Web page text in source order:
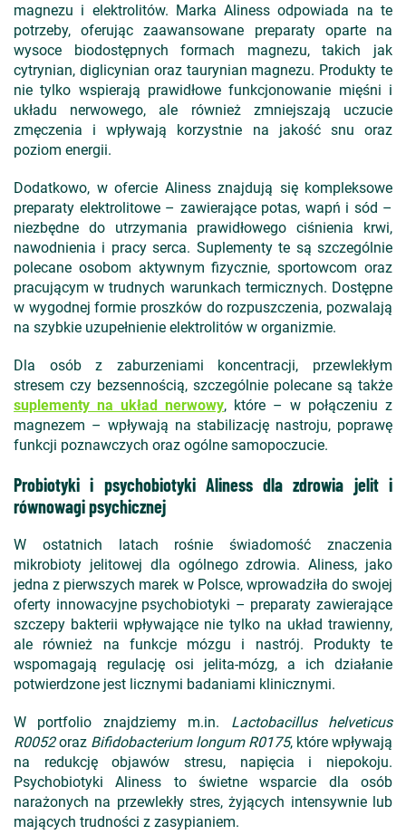
magnezu i elektrolitów. Marka Aliness odpowiada na te
potrzeby, oferując zaawansowane preparaty oparte na
wysoce biodostępnych formach magnezu, takich jak
cytrynian, diglicynian oraz taurynian magnezu. Produkty te
nie tylko wspierają prawidłowe funkcjonowanie mięśni i
układu nerwowego, ale również zmniejszają uczucie
zmęczenia i wpływają korzystnie na jakość snu oraz
poziom energii.
Dodatkowo, w ofercie Aliness znajdują się kompleksowe
preparaty elektrolitowe – zawierające potas, wapń i sód –
niezbędne do utrzymania prawidłowego ciśnienia krwi,
nawodnienia i pracy serca. Suplementy te są szczególnie
polecane osobom aktywnym fizycznie, sportowcom oraz
pracującym w trudnych warunkach termicznych. Dostępne
w wygodnej formie proszków do rozpuszczenia, pozwalają
na szybkie uzupełnienie elektrolitów w organizmie.
Dla osób z zaburzeniami koncentracji, przewlekłym
stresem czy bezsennością, szczególnie polecane są także
suplementy na układ nerwowy, które – w połączeniu z
magnezem – wpływają na stabilizację nastroju, poprawę
funkcji poznawczych oraz ogólne samopoczucie.
Probiotyki i psychobiotyki Aliness dla zdrowia jelit i
równowagi psychicznej
W ostatnich latach rośnie świadomość znaczenia
mikrobioty jelitowej dla ogólnego zdrowia. Aliness, jako
jedna z pierwszych marek w Polsce, wprowadziła do swojej
oferty innowacyjne psychobiotyki – preparaty zawierające
szczepy bakterii wpływające nie tylko na układ trawienny,
ale również na funkcje mózgu i nastrój. Produkty te
wspomagają regulację osi jelita-mózg, a ich działanie
potwierdzone jest licznymi badaniami klinicznymi.
W portfolio znajdziemy m.in. Lactobacillus helveticus
R0052oraz Bifidobacterium longum R0175, które wpływają
na redukcję objawów stresu, napięcia i niepokoju.
Psychobiotyki Aliness to świetne wsparcie dla osób
narażonych na przewlekły stres, żyjących intensywnie lub
mających trudności z zasypianiem.